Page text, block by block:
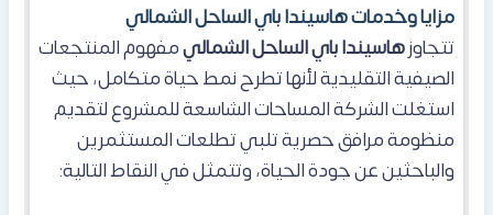
مزايا وخدمات هاسيندا باي الساحل الشمالي
تتجاوزهاسيندا باي الساحل الشماليمفهوم المنتجعات
الصيفية التقليدية لأنها تطرح نمط حياة متكامل، حيث
استغلت الشركة المساحات الشاسعة للمشروع لتقديم
منظومة مرافق حصرية تلبي تطلعات المستثمرين
والباحثين عن جودة الحياة، وتتمثل في النقاط التالية: